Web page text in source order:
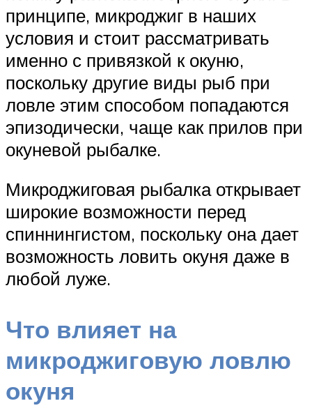
принципе, микроджиг в наших
условия и стоит рассматривать
именно с привязкой к окуню,
поскольку другие виды рыб при
ловле этим способом попадаются
эпизодически, чаще как прилов при
окуневой рыбалке.
Микроджиговая рыбалка открывает
широкие возможности перед
спиннингистом, поскольку она дает
возможность ловить окуня даже в
любой луже.
Что влияет на
микроджиговую ловлю
окуня